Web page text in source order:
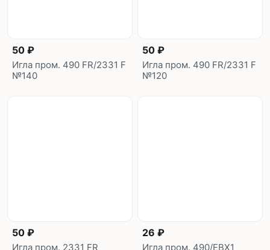
50 ₽
Игла пром. 490 FR/2331 F
№140
50 ₽
Игла пром. 490 FR/2331 F
№120
50 ₽
Игла пром. 2331 FR
26 ₽
Игла пром. 490/EBX1